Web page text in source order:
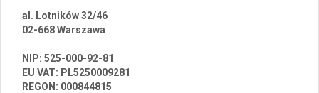
al. Lotników 32/46
02-668 Warszawa
NIP: 525-000-92-81
EU VAT: PL5250009281
REGON: 000844815